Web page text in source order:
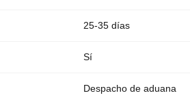
25-35 días
Sí
Despacho de aduana